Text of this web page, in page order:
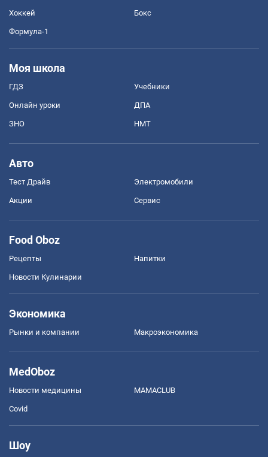
Хоккей Бокс
Формула-1
Моя школа
ГДЗ Учебники
Онлайн уроки ДПА
ЗНО НМТ
Авто
Тест Драйв Электромобили
Акции Сервис
Food Oboz
Рецепты Напитки
Новости Кулинарии
Экономика
Рынки и компании Mакроэкономика
MedOboz
Новости медицины MAMACLUB
Covid
Шоу